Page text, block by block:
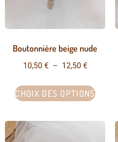
Boutonnière beige nude
10,50 € – 12,50 €
CHOIX DES OPTIONS